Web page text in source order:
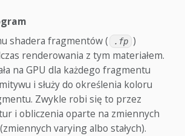
shadera fragmentów (
.fp )
renderowania z tym materiałem.
na GPU dla każdego fragmentu
i służy do określenia koloru
Zwykle robi się to przez
i obliczenia oparte na zmiennych
varying albo stałych).